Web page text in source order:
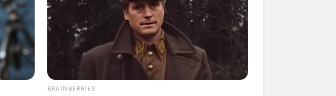
BRAINBERRIES
Threw Out My Viagra After What I Found On